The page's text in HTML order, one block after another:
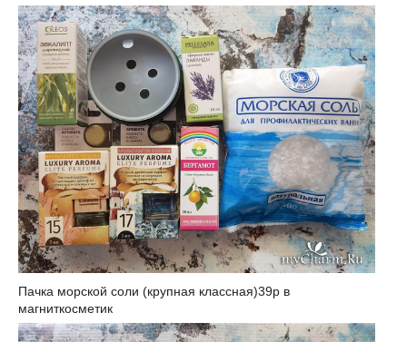
Пачка морской соли (крупная классная)39р в
магниткосметик